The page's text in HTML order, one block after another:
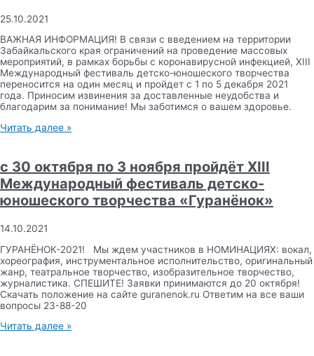
25.10.2021
ВАЖНАЯ ИНФОРМАЦИЯ! В связи с введением на территории
Забайкальского края ограничений на проведение массовых
мероприятий, в рамках борьбы с коронавирусной инфекцией, XIII
Международный фестиваль детско-юношеского творчества
переносится на один месяц и пройдет с 1 по 5 декабря 2021
года. Приносим извинения за доставленные неудобства и
благодарим за понимание! Мы заботимся о вашем здоровье.
Читать далее »
с 30 октября по 3 ноября пройдёт XIII
Международный фестиваль детско-
юношеского творчества «Гуранёнок»
14.10.2021
ГУРАНЁНОК-2021! Мы ждем участников в НОМИНАЦИЯХ: вокал,
хореография, инструментальное исполнительство, оригинальный
жанр, театральное творчество, изобразительное творчество,
журналистика. СПЕШИТЕ! Заявки принимаются до 20 октября!
Скачать положение на сайте guranenok.ru Ответим на все ваши
вопросы 23-88-20
Читать далее »